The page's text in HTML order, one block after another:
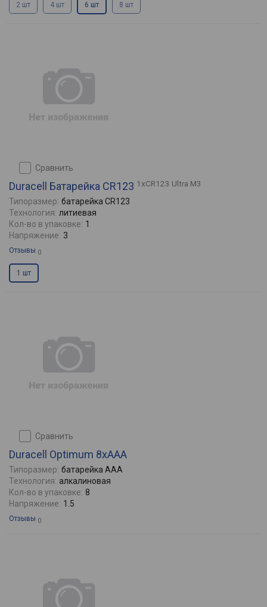
2 шт 4 шт 6 шт 8 шт
сравнить
Duracell Батарейка CR123 1xCR123 Ultra M3
Типоразмер: батарейка CR123
Технология: литиевая
Кол-во в упаковке: 1
Напряжение: 3
Отзывы 0
1 шт
сравнить
Duracell Optimum 8xAAA
Типоразмер: батарейка AAA
Технология: алкалиновая
Кол-во в упаковке: 8
Напряжение: 1.5
Отзывы 0